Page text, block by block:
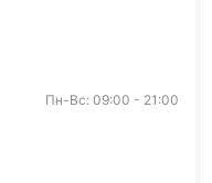
Пн-Вс: 09:00 - 21:00